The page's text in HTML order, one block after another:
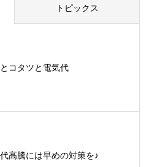
トピックス
コタツと電気代
高騰には早めの対策を♪